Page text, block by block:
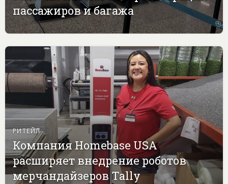
пассажиров и багажа
РИТЕЙЛ
Компания Homebase USA
расширяет внедрение роботов
мерчандайзеров Tally